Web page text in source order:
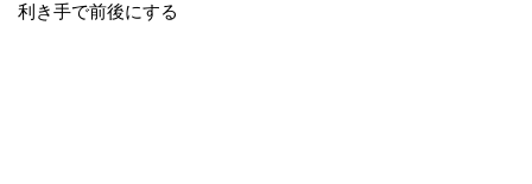
利き手で前後にする